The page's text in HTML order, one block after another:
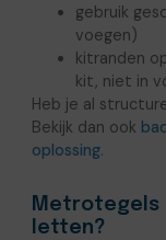
gebruik
voegen)
kitranden
kit, niet in
Heb je al
Bekijk dan ook
oplossing.
Metrotegels
letten?